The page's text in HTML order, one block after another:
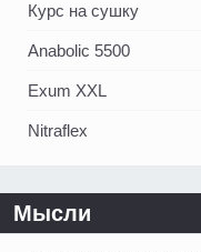
Курс на сушку
Anabolic 5500
Exum XXL
Nitraflex
Мысли